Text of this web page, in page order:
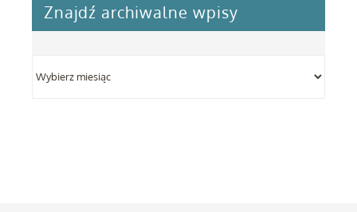
Znajdź archiwalne wpisy
Znajdź